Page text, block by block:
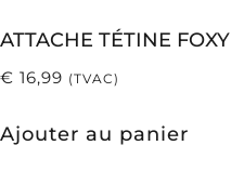
ATTACHE TÉTINE FOXY
€ 16,99 (TVAC)
Ajouter au panier